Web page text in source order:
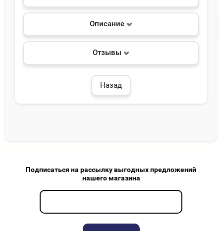
Описание
Отзывы
Назад
Подписаться на рассылку выгодных предложений
нашего магазина